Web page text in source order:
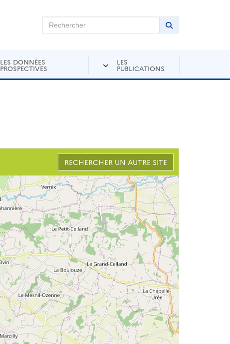
Rechercher sur Andra Inventaire Rechercher
Lancer la
LES DONNÉES
PROSPECTIVES
LES
PUBLICATIONS
RECHERCHER UN AUTRE SITE